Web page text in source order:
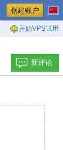
开始VPS试用
创建账户
新评论